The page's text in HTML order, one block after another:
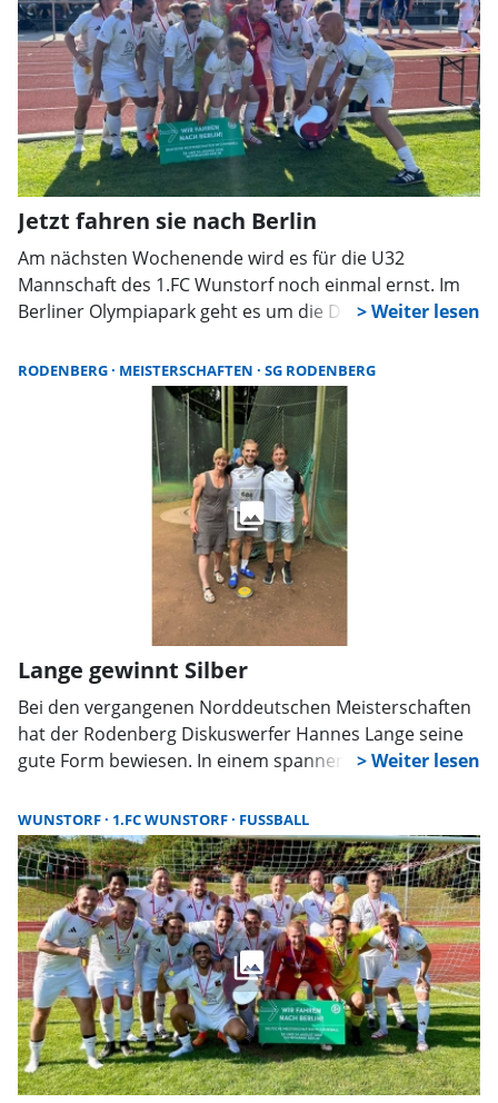
Jetzt fahren sie nach Berlin
Am nächsten Wochenende wird es für die U32
Mannschaft des 1.FC Wunstorf noch einmal ernst. Im
Berliner Olympiapark geht es um die Deutsche
Team um Abwehrchef und Co-Trainer Daniel
McGuinness in einem Finalturnier gegen vier weitere
Regionalmeister an, darunter auch den FC Bayern
RODENBERG MEISTERSCHAFTEN SG RODENBERG
Lange gewinnt Silber
Bei den vergangenen Norddeutschen Meisterschaften
hat der Rodenberg Diskuswerfer Hannes Lange seine
gute Form bewiesen. In einem spannenden und gut
Versuch einen Wurf, der ihn dem Weg zur
Silbermedaille ebnete.
WUNSTORF 1.FC WUNSTORF FUSSBALL